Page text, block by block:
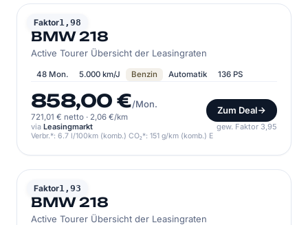
Faktor1,98
BMW
BMW 218
Active Tourer Übersicht der Leasingraten
48 Mon. 5.000 km/J Benzin Automatik 136 PS
858,00 €/Mon.
721,01 € netto · 2,06 €/km
Zum Deal
via Leasingmarkt gew. Faktor 3,95
Verbr.*: 6.7 l/100km (komb.) CO₂*: 151 g/km (komb.) E
Faktor1,93
BMW
BMW 218
Active Tourer Übersicht der Leasingraten